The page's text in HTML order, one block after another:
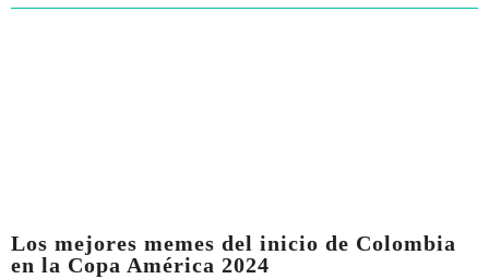
Los mejores memes del inicio de Colombia
en la Copa América 2024